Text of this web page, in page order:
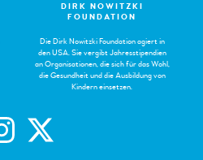
DIRK NOWITZKI
FOUNDATION
Die Dirk Nowitzki Foundation agiert in
den USA. Sie vergibt Jahresstipendien
an Organisationen, die sich für das Wohl,
die Gesundheit und die Ausbildung von
Kindern einsetzen.